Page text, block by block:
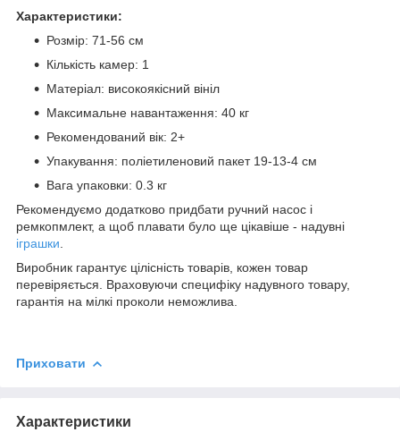
Характеристики:
Розмір: 71-56 см
Кількість камер: 1
Матеріал: високоякісний вініл
Максимальне навантаження: 40 кг
Рекомендований вік: 2+
Упакування: поліетиленовий пакет 19-13-4 см
Вага упаковки: 0.3 кг
Рекомендуємо додатково придбати ручний насос і
ремкопмлект, а щоб плавати було ще цікавіше - надувні
іграшки
Виробник гарантує цілісність товарів, кожен товар
перевіряється. Враховуючи специфіку надувного товару,
гарантія на мілкі проколи неможлива.
Приховати
Характеристики